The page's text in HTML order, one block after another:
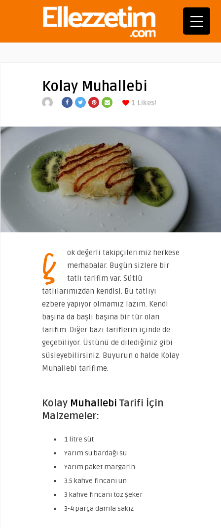
Kolay Muhallebi
1 Likes!
Ç
ok değerli takipçilerimiz herkese
merhabalar. Bugün sizlere bir
tatlı tarifim var. Sütlü
tatlılarımızdan kendisi. Bu tatlıyı
ezbere yapıyor olmamız lazım. Kendi
başına da başlı başına bir tür olan
tarifim. Diğer bazı tariflerin içinde de
geçebiliyor. Üstünü de dilediğiniz gibi
süsleyebilirsiniz. Buyurun o halde Kolay
Muhallebi tarifime.
Kolay Muhallebi Tarifi İçin
Malzemeler:
1 litre süt
Yarım su bardağı su
Yarım paket margarin
3.5 kahve fincanı un
3 kahve fincanı toz şeker
3-4 parça damla sakız